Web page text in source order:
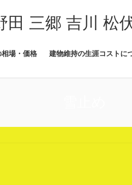
田 三郷 吉川 松
場・価格 建物維持の生涯コストに